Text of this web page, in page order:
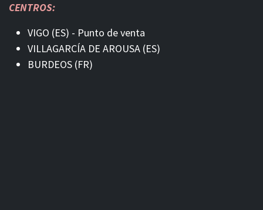
CENTROS:
VIGO (ES) - Punto de venta
VILLAGARCÍA DE AROUSA (ES)
BURDEOS (FR)